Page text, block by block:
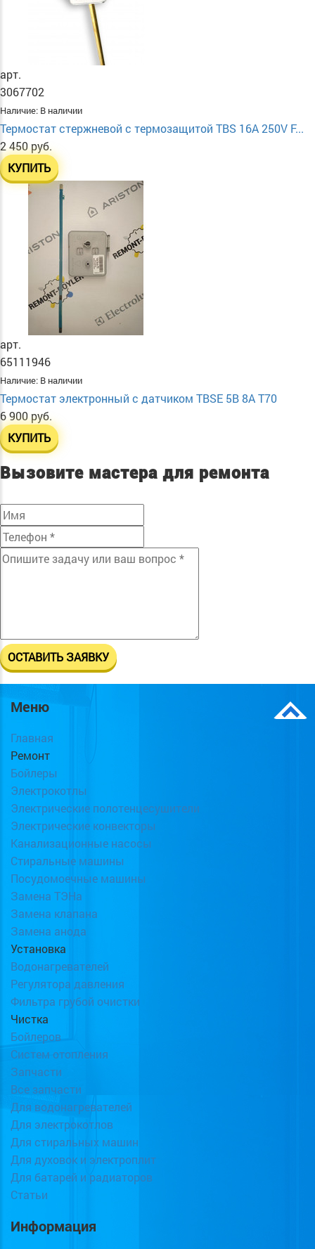
арт.
3067702
Наличие: В наличии
Термостат стержневой с термозащитой TBS 16A 250V F...
2 450 руб.
КУПИТЬ
арт.
65111946
Наличие: В наличии
Термостат электронный с датчиком TBSE 5B 8A T70
6 900 руб.
КУПИТЬ
Вызовите мастера для ремонта
Меню
Главная
Ремонт
Бойлеры
Электрокотлы
Электрические полотенцесушители
Электрические конвекторы
Канализационные насосы
Стиральные машины
Посудомоечные машины
Замена ТЭНа
Замена клапана
Замена анода
Установка
Водонагревателей
Регулятора давления
Фильтра грубой очистки
Чистка
Бойлеров
Систем отопления
Запчасти
Все запчасти
Для водонагревателей
Для электрокотлов
Для стиральных машин
Для духовок и электроплит
Для батарей и радиаторов
Статьи
Информация